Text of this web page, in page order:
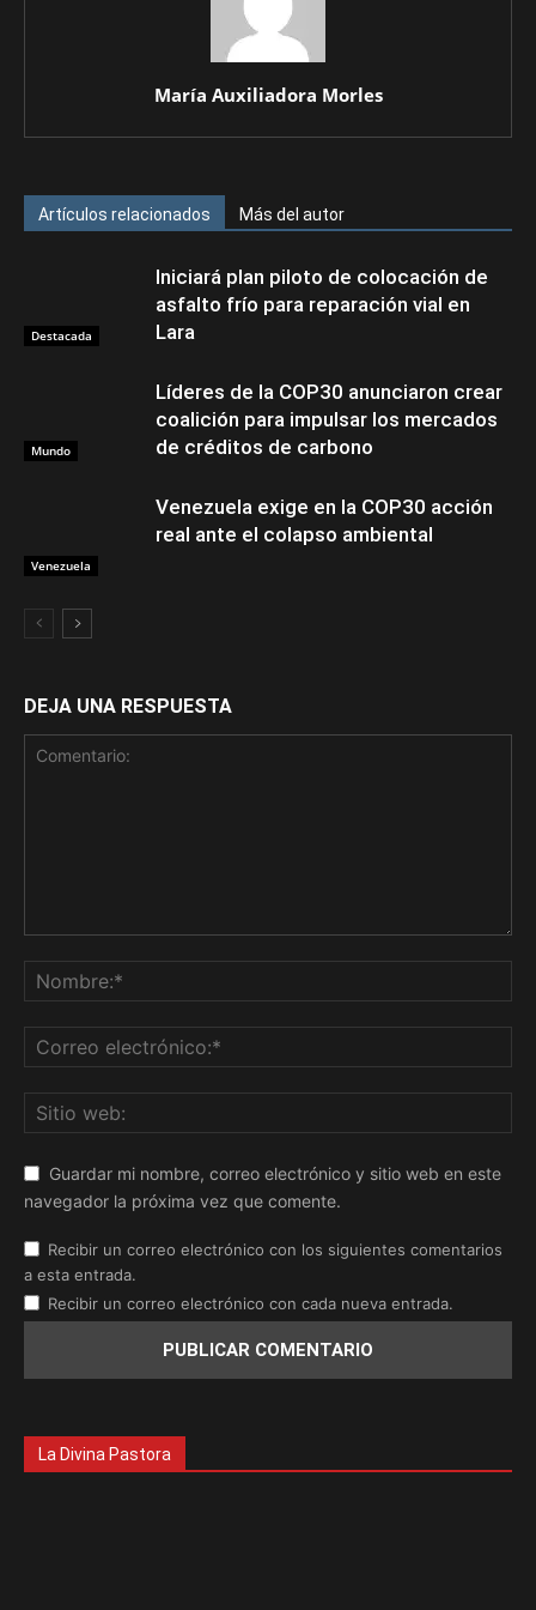
María Auxiliadora Morles
Artículos relacionados Más del autor
Destacada
Iniciará plan piloto de colocación de
asfalto frío para reparación vial en
Lara
Mundo
Líderes de la COP30 anunciaron crear
coalición para impulsar los mercados
de créditos de carbono
Venezuela
Venezuela exige en la COP30 acción
real ante el colapso ambiental
DEJA UNA RESPUESTA
Guardar mi nombre, correo electrónico y sitio web en este
navegador la próxima vez que comente.
Recibir un correo electrónico con los siguientes comentarios
a esta entrada.
Recibir un correo electrónico con cada nueva entrada.
La Divina Pastora